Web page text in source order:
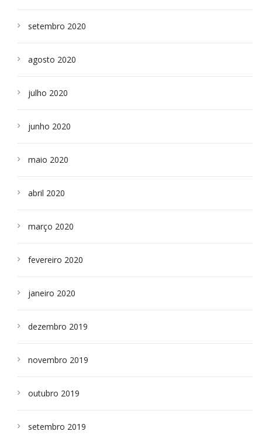
setembro 2020
agosto 2020
julho 2020
junho 2020
maio 2020
abril 2020
março 2020
fevereiro 2020
janeiro 2020
dezembro 2019
novembro 2019
outubro 2019
setembro 2019